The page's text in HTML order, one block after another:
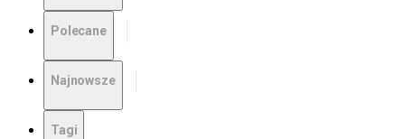
Polecane
Najnowsze
Tagi